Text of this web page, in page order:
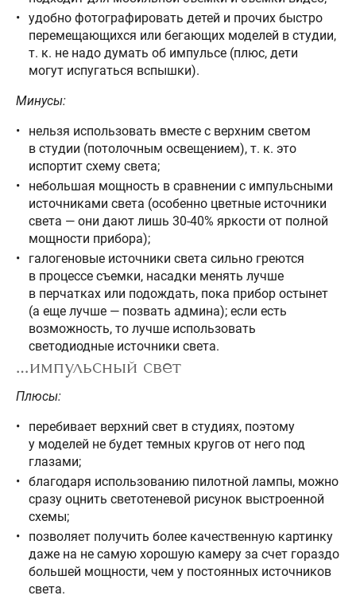
удобно фотографировать детей и прочих быстро
перемещающихся или бегающих моделей в студии,
т. к. не надо думать об импульсе (плюс, дети
могут испугаться вспышки).
Минусы:
нельзя использовать вместе с верхним светом
в студии (потолочным освещением), т. к. это
испортит схему света;
небольшая мощность в сравнении с импульсными
источниками света (особенно цветные источники
света — они дают лишь 30-40% яркости от полной
мощности прибора);
галогеновые источники света сильно греются
в процессе съемки, насадки менять лучше
в перчатках или подождать, пока прибор остынет
(а еще лучше — позвать админа); если есть
возможность, то лучше использовать
светодиодные источники света.
…импульсный свет
Плюсы:
перебивает верхний свет в студиях, поэтому
у моделей не будет темных кругов от него под
глазами;
благодаря использованию пилотной лампы, можно
сразу оцнить светотеневой рисунок выстроенной
схемы;
позволяет получить более качественную картинку
даже на не самую хорошую камеру за счет гораздо
большей мощности, чем у постоянных источников
света.